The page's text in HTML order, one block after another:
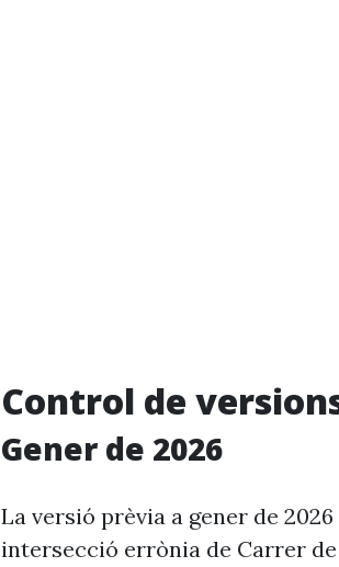
Control de
Gener de 2026
La versió prèvia a gener de
intersecció errònia de Carrer de